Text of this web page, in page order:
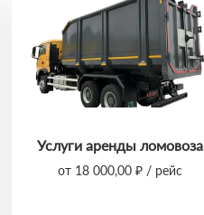
Услуги аренды ломовоза
от 18 000,00 ₽ / рейс